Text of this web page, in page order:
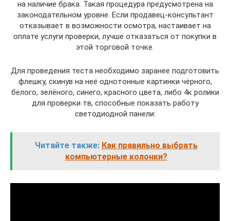
на наличие брака. Такая процедура предусмотрена на
законодательном уровне. Если продавец-консультант
отказывает в возможности осмотра, настаивает на
оплате услуги проверки, лучше отказаться от покупки в
этой торговой точке.
Для проведения теста необходимо заранее подготовить
флешку, скинув на неё однотонные картинки чёрного,
белого, зелёного, синего, красного цвета, либо 4к ролики
для проверки тв, способные показать работу
светодиодной панели:
Читайте также: Как правильно выбрать
компьютерные колонки?